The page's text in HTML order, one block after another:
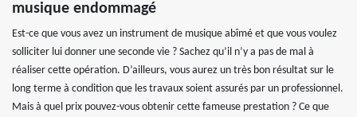
musique endommagé
Est-ce que vous avez un instrument de musique abîmé et que vous voulez
solliciter lui donner une seconde vie ? Sachez qu’il n’y a pas de mal à
réaliser cette opération. D’ailleurs, vous aurez un très bon résultat sur le
long terme à condition que les travaux soient assurés par un professionnel.
Mais à quel prix pouvez-vous obtenir cette fameuse prestation ? Ce que